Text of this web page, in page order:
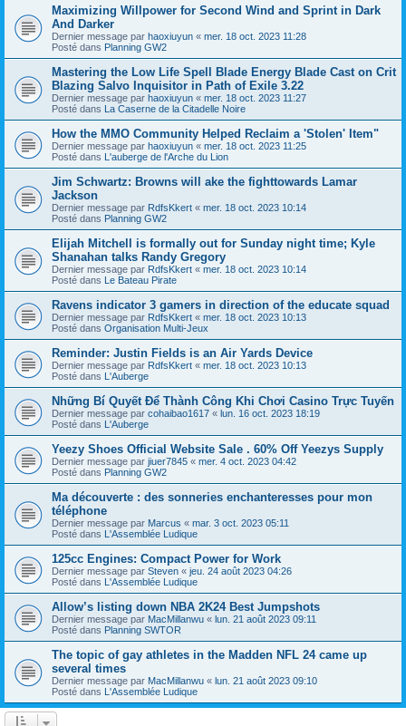
Maximizing Willpower for Second Wind and Sprint in Dark
And Darker
Dernier message par haoxiuyun « mer. 18 oct. 2023 11:28
Posté dans Planning GW2
Mastering the Low Life Spell Blade Energy Blade Cast on Crit
Blazing Salvo Inquisitor in Path of Exile 3.22
Dernier message par haoxiuyun « mer. 18 oct. 2023 11:27
Posté dans La Caserne de la Citadelle Noire
How the MMO Community Helped Reclaim a 'Stolen' Item"
Dernier message par haoxiuyun « mer. 18 oct. 2023 11:25
Posté dans L'auberge de l'Arche du Lion
Jim Schwartz: Browns will ake the fighttowards Lamar
Jackson
Dernier message par RdfsKkert « mer. 18 oct. 2023 10:14
Posté dans Planning GW2
Elijah Mitchell is formally out for Sunday night time; Kyle
Shanahan talks Randy Gregory
Dernier message par RdfsKkert « mer. 18 oct. 2023 10:14
Posté dans Le Bateau Pirate
Ravens indicator 3 gamers in direction of the educate squad
Dernier message par RdfsKkert « mer. 18 oct. 2023 10:13
Posté dans Organisation Multi-Jeux
Reminder: Justin Fields is an Air Yards Device
Dernier message par RdfsKkert « mer. 18 oct. 2023 10:13
Posté dans L'Auberge
Những Bí Quyết Để Thành Công Khi Chơi Casino Trực Tuyến
Dernier message par cohaibao1617 « lun. 16 oct. 2023 18:19
Posté dans L'Auberge
Yeezy Shoes Official Website Sale . 60% Off Yeezys Supply
Dernier message par jiuer7845 « mer. 4 oct. 2023 04:42
Posté dans Planning GW2
Ma découverte : des sonneries enchanteresses pour mon
téléphone
Dernier message par Marcus « mar. 3 oct. 2023 05:11
Posté dans L'Assemblée Ludique
125cc Engines: Compact Power for Work
Dernier message par Steven « jeu. 24 août 2023 04:26
Posté dans L'Assemblée Ludique
Allow’s listing down NBA 2K24 Best Jumpshots
Dernier message par MacMillanwu « lun. 21 août 2023 09:11
Posté dans Planning SWTOR
The topic of gay athletes in the Madden NFL 24 came up
several times
Dernier message par MacMillanwu « lun. 21 août 2023 09:10
Posté dans L'Assemblée Ludique